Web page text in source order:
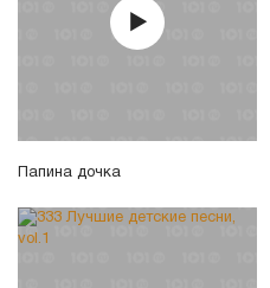
Папина дочка